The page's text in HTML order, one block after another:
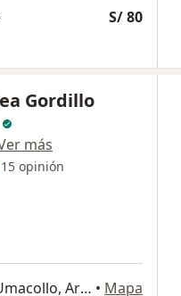
S/ 80
Gordillo
más
15 opinión
Calle Renato Morales 106, Umacollo, Arequipa • Mapa